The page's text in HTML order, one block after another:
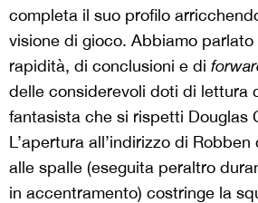
completa il suo profilo
visione di gioco. Abbiamo
rapidità, di conclusioni e di
delle considerevoli doti di lettura
fantasista che si rispetti Douglas
L’apertura all’indirizzo di
alle spalle (eseguita peraltro
in accentramento) costringe la